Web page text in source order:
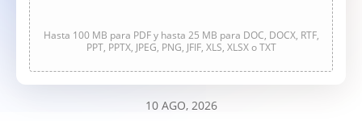
Hasta 100 MB para PDF y hasta 25 MB para DOC, DOCX, RTF,
PPT, PPTX, JPEG, PNG, JFIF, XLS, XLSX o TXT
10 AGO, 2026